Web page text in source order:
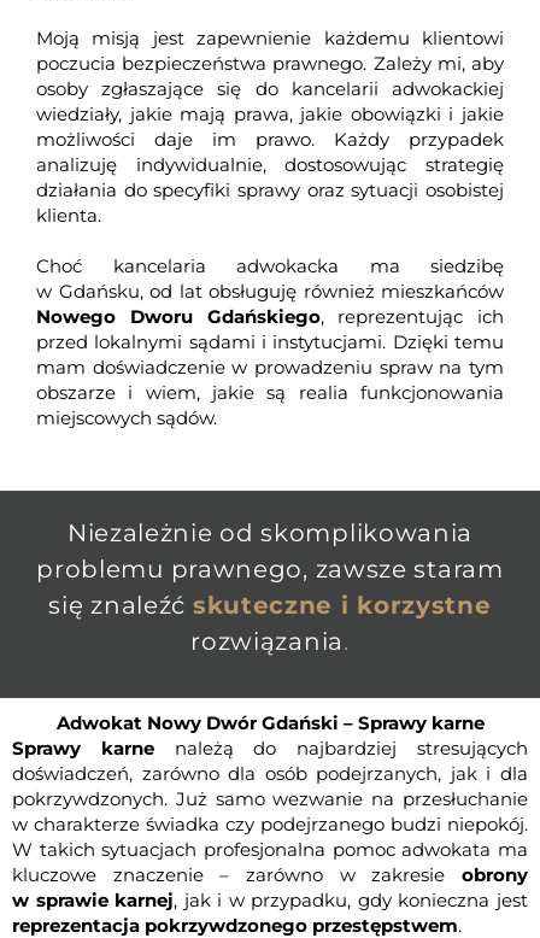
Moją misją jest zapewnienie każdemu klientowi
poczucia bezpieczeństwa prawnego. Zależy mi, aby
osoby zgłaszające się do kancelarii adwokackiej
wiedziały, jakie mają prawa, jakie obowiązki i jakie
możliwości daje im prawo. Każdy przypadek
analizuję indywidualnie, dostosowując strategię
działania do specyfiki sprawy oraz sytuacji osobistej
klienta.
Choć kancelaria adwokacka ma siedzibę
w Gdańsku, od lat obsługuję również mieszkańców
Nowego Dworu Gdańskiego, reprezentując ich
przed lokalnymi sądami i instytucjami. Dzięki temu
mam doświadczenie w prowadzeniu spraw na tym
obszarze i wiem, jakie są realia funkcjonowania
miejscowych sądów.
Niezależnie od skomplikowania
problemu prawnego, zawsze staram
się znaleźć skuteczne i korzystne
rozwiązania.
Adwokat Nowy Dwór Gdański –Sprawy karne
Sprawy karnenależą do najbardziej stresujących
doświadczeń, zarówno dla osób podejrzanych, jak i dla
pokrzywdzonych. Już samo wezwanie na przesłuchanie
w charakterze świadka czy podejrzanego budzi niepokój.
W takich sytuacjach profesjonalna pomoc adwokata ma
kluczowe znaczenie – zarówno w zakresie obrony
w sprawie karnej, jak i w przypadku, gdy konieczna jest
reprezentacja pokrzywdzonego przestępstwem.